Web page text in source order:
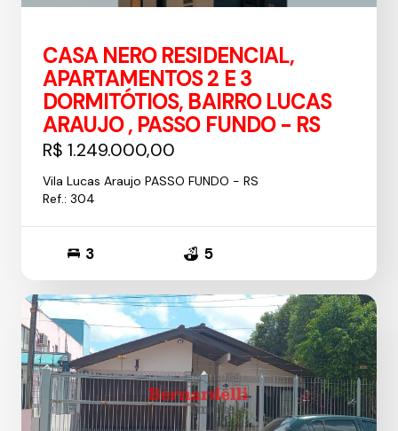
CASA NERO RESIDENCIAL,
APARTAMENTOS 2 E 3
DORMITÓTIOS, BAIRRO LUCAS
ARAUJO , PASSO FUNDO - RS
R$ 1.249.000,00
Vila Lucas Araujo PASSO FUNDO - RS
Ref.: 304
3 5